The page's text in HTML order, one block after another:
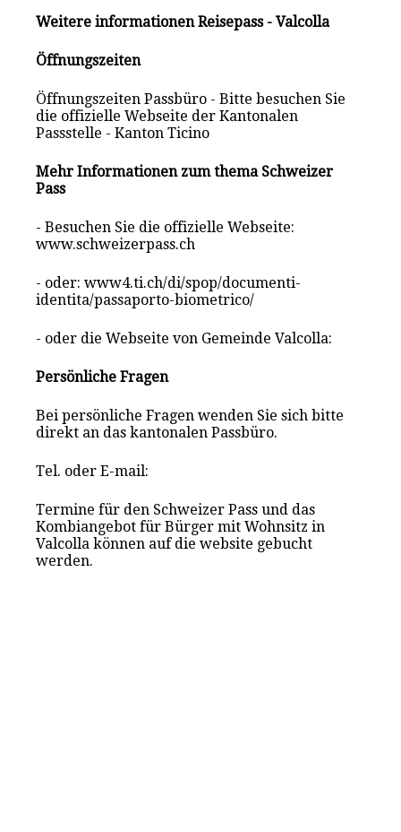
Weitere informationen Reisepass - Valcolla
Öffnungszeiten
Öffnungszeiten Passbüro - Bitte besuchen Sie
die offizielle Webseite der Kantonalen
Passstelle - Kanton Ticino
Mehr Informationen zum thema Schweizer
Pass
- Besuchen Sie die offizielle Webseite:
www.schweizerpass.ch
- oder: www4.ti.ch/di/spop/documenti-
identita/passaporto-biometrico/
- oder die Webseite von Gemeinde Valcolla:
Persönliche Fragen
Bei persönliche Fragen wenden Sie sich bitte
direkt an das kantonalen Passbüro.
Tel. oder E-mail:
Termine für den Schweizer Pass und das
Kombiangebot für Bürger mit Wohnsitz in
Valcolla können auf die website gebucht
werden.